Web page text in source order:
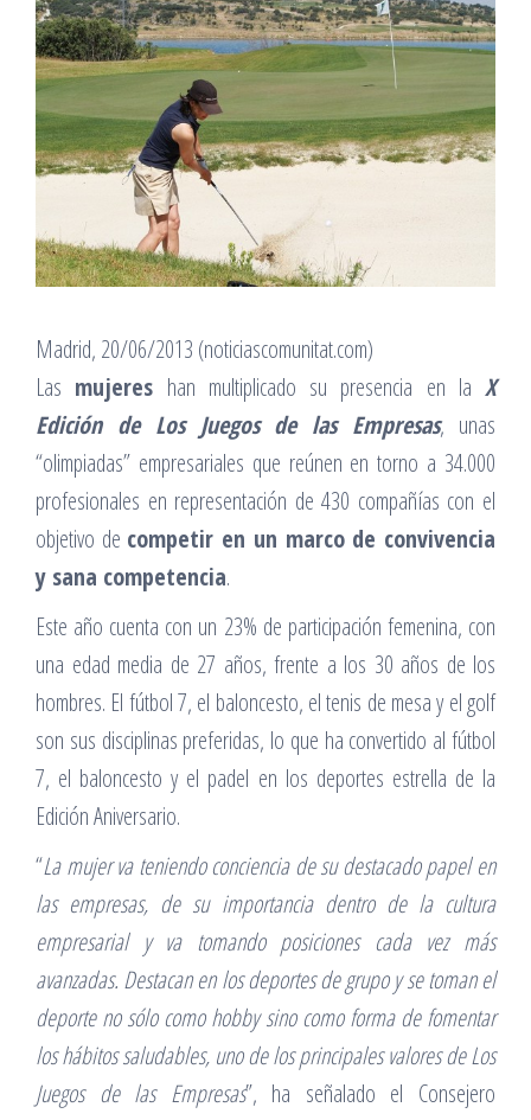
Madrid, 20/06/2013 (noticiascomunitat.com)
Las mujeres han multiplicado su presencia en la X
Edición de Los Juegos de las Empresas, unas
“olimpiadas” empresariales que reúnen en torno a 34.000
profesionales en representación de 430 compañías con el
objetivo de competir en un marco de convivencia
y sana competencia.
Este año cuenta con un 23% de participación femenina, con
una edad media de 27 años, frente a los 30 años de los
hombres. El fútbol 7, el baloncesto, el tenis de mesa y el golf
son sus disciplinas preferidas, lo que ha convertido al fútbol
7, el baloncesto y el padel en los deportes estrella de la
Edición Aniversario.
“La mujer va teniendo conciencia de su destacado papel en
las empresas, de su importancia dentro de la cultura
empresarial y va tomando posiciones cada vez más
avanzadas. Destacan en los deportes de grupo y se toman el
deporte no sólo como hobby sino como forma de fomentar
los hábitos saludables, uno de los principales valores de Los
Juegos de las Empresas”, ha señalado el Consejero